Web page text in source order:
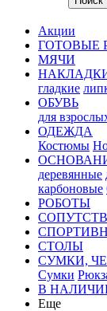
Акции
ГОТОВЫЕ
МЯЧИ
гладкие
ОБУВЬ
для
ОДЕЖДА
Костюмы
деревянные
карбоновые
РОБОТЫ
СТОЛЫ
СУМКИ,
Сумки
В
Еще